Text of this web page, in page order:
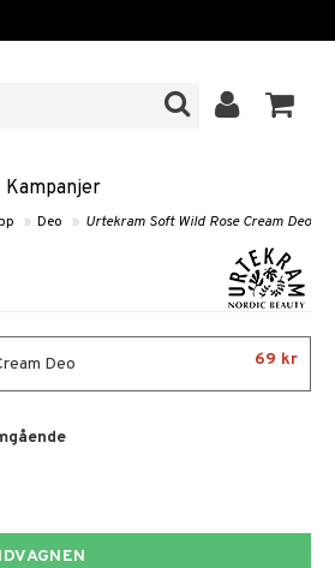
Kampanjer
» Deo » Urtekram Soft Wild Rose Cream Deo
Deo 69 kr